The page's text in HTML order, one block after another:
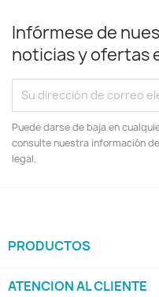
Infórmese de
noticias y ofertas
Puede darse de baja en
consulte nuestra información
legal.
PRODUCTOS
ATENCION AL CLIENTE